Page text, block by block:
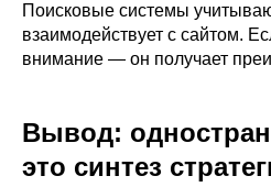
Поисковые системы
взаимодействует с сайтом.
внимание — он получает
Вывод:
это синтез